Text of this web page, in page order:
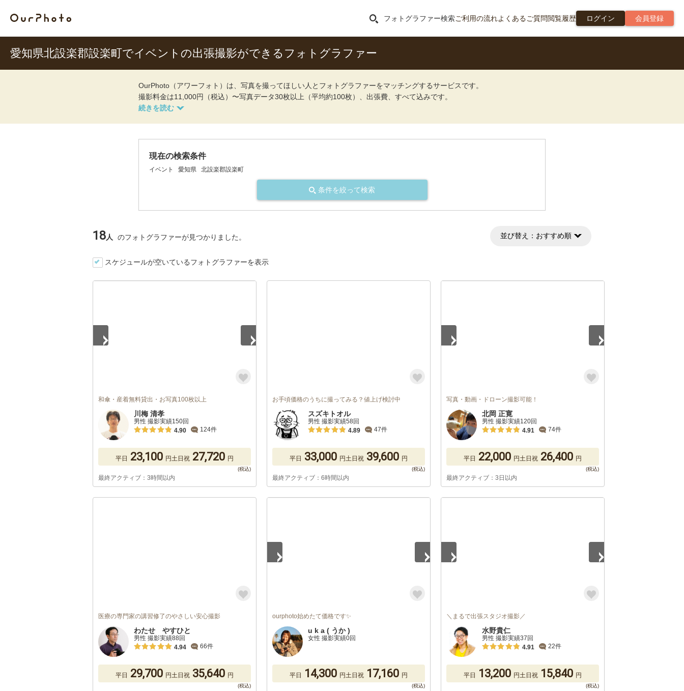
フォトグラファー検索ご利用の流れよくあるご質問閲覧履歴 ログイン 会員登録
愛知県北設楽郡設楽町でイベントの出張撮影ができるフォトグラファー
OurPhoto（アワーフォト）は、写真を撮ってほしい人とフォトグラファーをマッチングするサービスです。
撮影料金は11,000円（税込）〜写真データ30枚以上（平均約100枚）、出張費、すべて込みです。
現在の検索条件
イベント 愛知県 北設楽郡設楽町
条件を絞って検索
18人 のフォトグラファーが見つかりました。 並び替え： おすすめ順
スケジュールが空いているフォトグラファーを表示
和傘・産着無料貸出・お写真100枚以上
川梅 清孝
男性 撮影実績150回
4.90
124件
平日 23,100 円土日祝 27,720 円
最終アクティブ：3時間以内
お手頃価格のうちに撮ってみる？値上げ検討中
スズキトオル
男性 撮影実績58回
4.89
47件
平日 33,000 円土日祝 39,600 円
最終アクティブ：6時間以内
写真・動画・ドローン撮影可能！
北岡 正寛
男性 撮影実績120回
4.91
74件
平日 22,000 円土日祝 26,400 円
最終アクティブ：3日以内
医療の専門家の講習修了のやさしい安心撮影
わたせ やすひと
男性 撮影実績88回
4.94
66件
平日 29,700 円土日祝 35,640 円
ourphoto始めたて価格です✨
u k a ( うか )
女性 撮影実績0回
平日 14,300 円土日祝 17,160 円
＼まるで出張スタジオ撮影／
水野貴仁
男性 撮影実績37回
4.91
22件
平日 13,200 円土日祝 15,840 円